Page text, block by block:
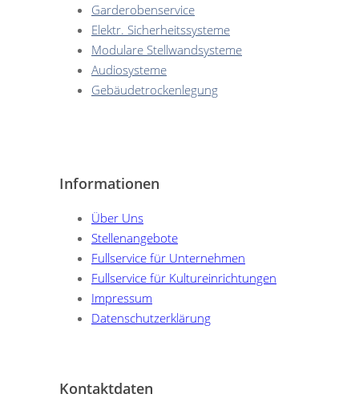
Garderobenservice
Elektr. Sicherheitssysteme
Modulare Stellwandsysteme
Audiosysteme
Gebäudetrockenlegung
Informationen
Über Uns
Stellenangebote
Fullservice für Unternehmen
Fullservice für Kultureinrichtungen
Impressum
Datenschutzerklärung
Kontaktdaten